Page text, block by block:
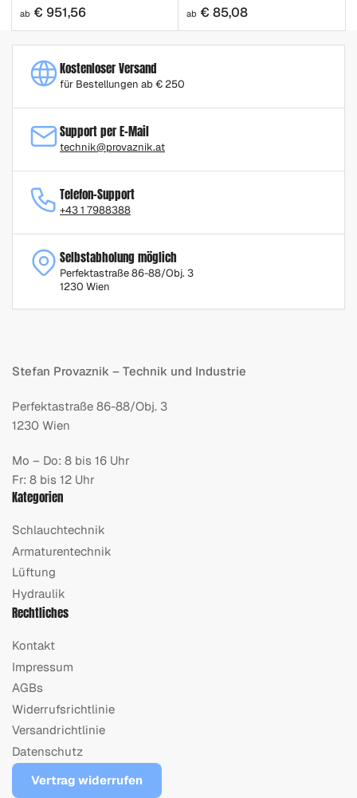
Normaler
Preis
ab € 951,56
Normaler
Preis
ab € 85,08
Kostenloser Versand
für Bestellungen ab € 250
Support per E-Mail
technik@provaznik.at
Telefon-Support
+43 1 7988388
Selbstabholung möglich
Perfektastraße 86-88/Obj. 3
1230 Wien
Stefan Provaznik – Technik und Industrie
Perfektastraße 86-88/Obj. 3
1230 Wien
Mo – Do: 8 bis 16 Uhr
Fr: 8 bis 12 Uhr
Kategorien
Schlauchtechnik
Armaturentechnik
Lüftung
Hydraulik
Rechtliches
Kontakt
Impressum
AGBs
Widerrufsrichtlinie
Versandrichtlinie
Datenschutz
Vertrag widerrufen